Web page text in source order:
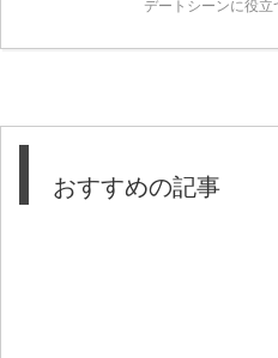
デートシーンに役立
おすすめの記事